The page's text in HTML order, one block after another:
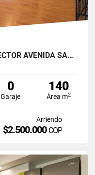
ARRIENDO APARTAMENTO SECTOR AVENIDA SANTANDER, MANIZALES
0
Garaje
140
Área m2
Arriendo
$2.500.000 COP